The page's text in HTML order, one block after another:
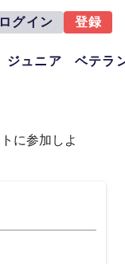
ログイン 登録
ジュニア ベテラ
に参加しよ